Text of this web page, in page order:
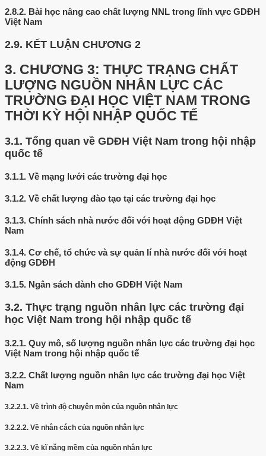
2.8.2. Bài học nâng cao chất lượng NNL trong lĩnh vực GDĐH
Việt Nam
2.9. KẾT LUẬN CHƯƠNG 2
3. CHƯƠNG 3: THỰC TRẠNG CHẤT
LƯỢNG NGUỒN NHÂN LỰC CÁC
TRƯỜNG ĐẠI HỌC VIỆT NAM TRONG
THỜI KỲ HỘI NHẬP QUỐC TẾ
3.1. Tổng quan về GDĐH Việt Nam trong hội nhập
quốc tế
3.1.1. Về mạng lưới các trường đại học
3.1.2. Về chất lượng đào tạo tại các trường đại học
3.1.3. Chính sách nhà nước đối với hoạt động GDĐH Việt
Nam
3.1.4. Cơ chế, tổ chức và sự quản lí nhà nước đối với hoạt
động GDĐH
3.1.5. Ngân sách dành cho GDĐH Việt Nam
3.2. Thực trạng nguồn nhân lực các trường đại
học Việt Nam trong hội nhập quốc tế
3.2.1. Quy mô, số lượng nguồn nhân lực các trường đại học
Việt Nam trong hội nhập quốc tế
3.2.2. Chất lượng nguồn nhân lực các trường đại học Việt
Nam
3.2.2.1. Về trình độ chuyên môn của nguồn nhân lực
3.2.2.2. Về nhân cách của nguồn nhân lực
3.2.2.3. Về kĩ năng mềm của nguồn nhân lực